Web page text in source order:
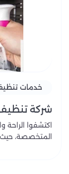
خدمات
شركة تنظيف
اكتشفوا الراحة
المتخصصة،